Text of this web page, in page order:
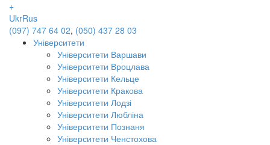
+
UkrRus
(097) 747 64 02, (050) 437 28 03
Університети
Університети Варшави
Університети Вроцлава
Університети Кельце
Університети Кракова
Університети Лодзі
Університети Любліна
Університети Познаня
Університети Ченстохова